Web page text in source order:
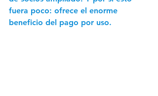
fuera poco: ofrece el enorme
beneficio del pago por uso.